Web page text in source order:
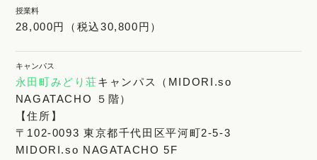
授業料
28,000円（税込30,800円）
キャンパス
永田町みどり荘キャンパス（MIDORI.so
NAGATACHO ５階）
【住所】
〒102-0093 東京都千代田区平河町2-5-3
MIDORI.so NAGATACHO 5F